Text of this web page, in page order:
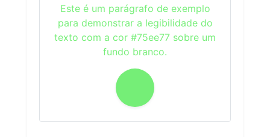
Este é um parágrafo de exemplo
para demonstrar a legibilidade do
texto com a cor #75ee77 sobre um
fundo branco.